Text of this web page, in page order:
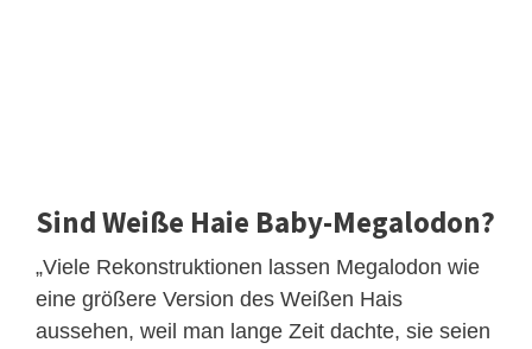
Sind Weiße Haie Baby-Megalodon?
„Viele Rekonstruktionen lassen Megalodon wie
eine größere Version des Weißen Hais
aussehen, weil man lange Zeit dachte, sie seien